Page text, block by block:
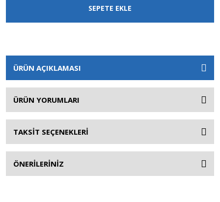
SEPETE EKLE
ÜRÜN AÇIKLAMASI
ÜRÜN YORUMLARI
TAKSİT SEÇENEKLERİ
ÖNERİLERİNİZ